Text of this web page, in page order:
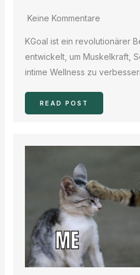
Keine Kommentare
KGoal ist ein revolutionärer
entwickelt, um Muskelkraft,
intime Wellness zu
READ POST